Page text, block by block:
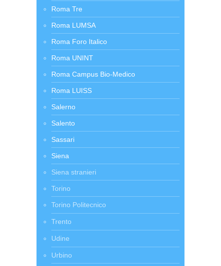
Roma Tre
Roma LUMSA
Roma Foro Italico
Roma UNINT
Roma Campus Bio-Medico
Roma LUISS
Salerno
Salento
Sassari
Siena
Siena stranieri
Torino
Torino Politecnico
Trento
Udine
Urbino